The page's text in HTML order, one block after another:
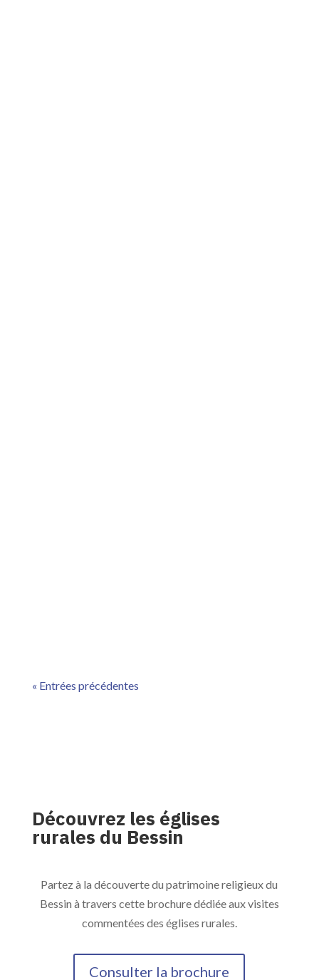
« Entrées précédentes
Découvrez les églises
rurales du Bessin
Partez à la découverte du patrimoine religieux du
Bessin à travers cette brochure dédiée aux visites
commentées des églises rurales.
Consulter la brochure